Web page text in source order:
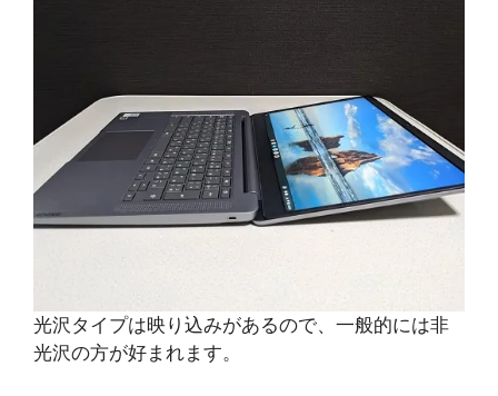
光沢タイプは映り込みがあるので、一般的には非
光沢の方が好まれます。